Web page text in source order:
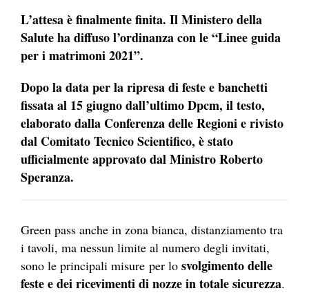
L’attesa è finalmente finita. Il Ministero della
Salute ha diffuso l’ordinanza con le“Linee guida
per i matrimoni 2021”.
Dopo la data per la ripresa di feste e banchetti
fissata al 15 giugno dall’ultimo Dpcm, il testo,
elaborato dalla Conferenza delle Regioni e rivisto
dal Comitato Tecnico Scientifico, è stato
ufficialmente approvato dal Ministro Roberto
Speranza.
Green pass anche in zona bianca, distanziamento tra
i tavoli, ma nessun limite al numero degli invitati,
sono le principali misure per lo svolgimento delle
feste e dei ricevimenti di nozze in totale sicurezza.